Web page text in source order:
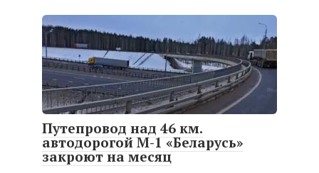
Путепровод над 46 км.
автодорогой М-1 «Беларусь»
закроют на месяц